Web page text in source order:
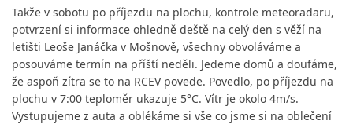
Takže v sobotu po příjezdu na plochu, kontrole meteoradaru,
potvrzení si informace ohledně deště na celý den s věží na
letišti Leoše Janáčka v Mošnově, všechny obvoláváme a
posouváme termín na příští neděli. Jedeme domů a doufáme,
že aspoň zítra se to na RCEV povede. Povedlo, po příjezdu na
plochu v 7:00 teploměr ukazuje 5°C. Vítr je okolo 4m/s.
Vystupujeme z auta a oblékáme si vše co jsme si na oblečení